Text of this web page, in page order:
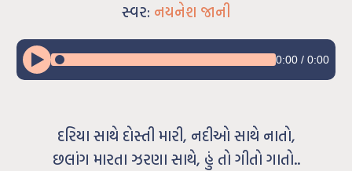
સ્વર: નયનેશ જાની
0:00/ 0:00
દરિયા સાથે દોસ્તી મારી, નદીઓ સાથે નાતો,
છલાંગ મારતા ઝરણા સાથે, હું તો ગીતો ગાતો..